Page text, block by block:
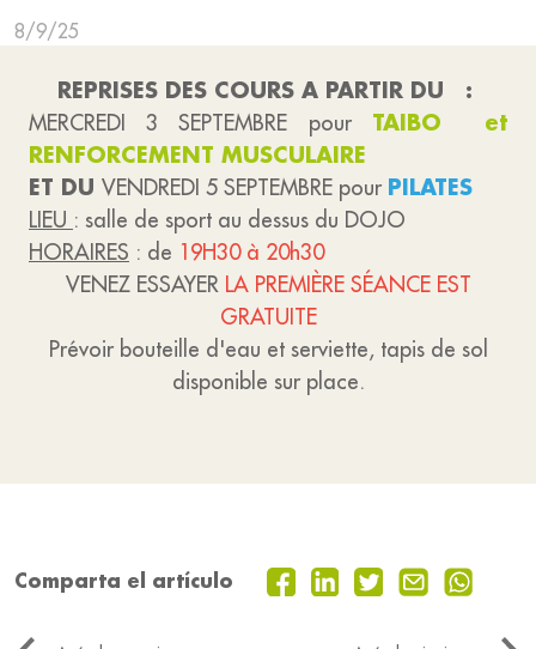
8/9/25
REPRISES DES COURS A PARTIR DU :
MERCREDI 3 SEPTEMBRE pour TAIBO et
RENFORCEMENT MUSCULAIRE
ET DU VENDREDI 5 SEPTEMBRE pour PILATES
LIEU : salle de sport au dessus du DOJO
HORAIRES : de 19H30 à 20h30
VENEZ ESSAYER LA PREMIÈRE SÉANCE EST
GRATUITE
Prévoir bouteille d'eau et serviette, tapis de sol
disponible sur place.
Comparta el artículo